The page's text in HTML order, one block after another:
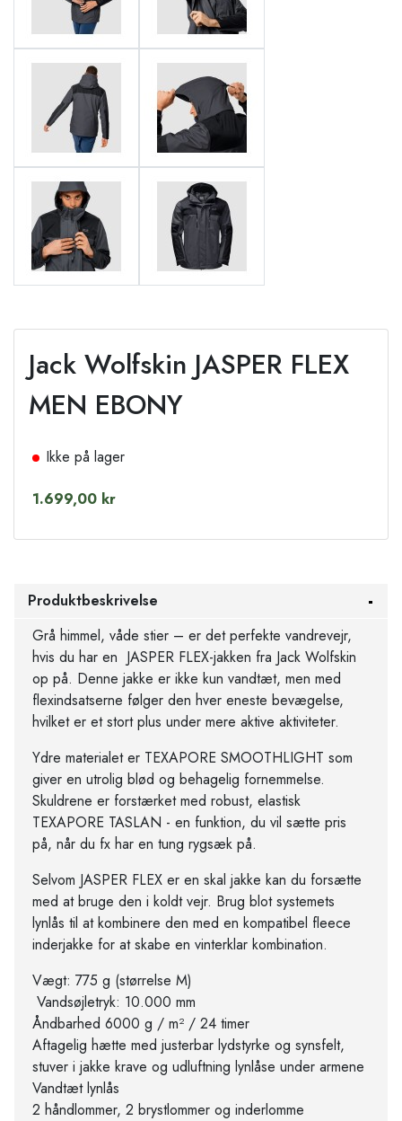
Jack Wolfskin JASPER FLEX
MEN EBONY
Ikke på lager
1.699,00 kr
Produktbeskrivelse
Grå himmel, våde stier – er det perfekte vandrevejr,
hvis du har en JASPER FLEX-jakken fra Jack Wolfskin
op på. Denne jakke er ikke kun vandtæt, men med
flexindsatserne følger den hver eneste bevægelse,
hvilket er et stort plus under mere aktive aktiviteter.
Ydre materialet er TEXAPORE SMOOTHLIGHT som
giver en utrolig blød og behagelig fornemmelse.
Skuldrene er forstærket med robust, elastisk
TEXAPORE TASLAN - en funktion, du vil sætte pris
på, når du fx har en tung rygsæk på.
Selvom JASPER FLEX er en skal jakke kan du forsætte
med at bruge den i koldt vejr. Brug blot systemets
lynlås til at kombinere den med en kompatibel fleece
inderjakke for at skabe en vinterklar kombination.
Vægt: 775 g (størrelse M)
Vandsøjletryk: 10.000 mm
Åndbarhed 6000 g / m² / 24 timer
Aftagelig hætte med justerbar lydstyrke og synsfelt,
stuver i jakke krave og udluftning lynlåse under armene
Vandtæt lynlås
2 håndlommer, 2 brystlommer og inderlomme